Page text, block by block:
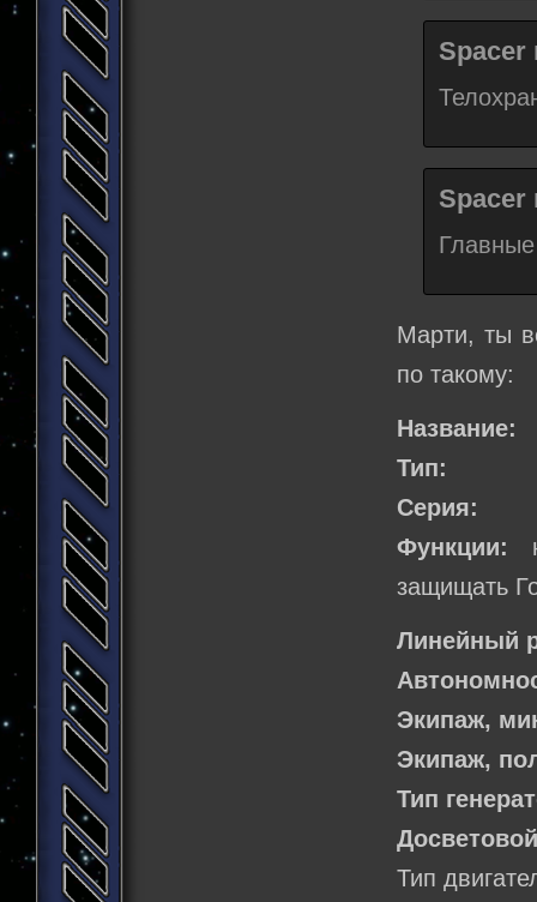
Spacer
Spacer
Марти, ты
по такому:
Название:
Тип:
Серия:
Функции:
защищать
Линейный
Экипаж,
Экипаж,
Тип
Тип